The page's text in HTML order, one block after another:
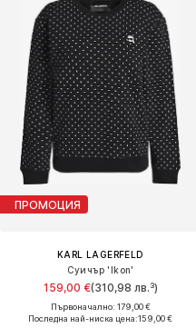
ПРОМОЦИЯ
KARL LAGERFELD
Суичър 'Ikon'
159,00 €(310,98 лв.³)
Първоначално: 179,00 €
Последна най-ниска цена:159,00 €